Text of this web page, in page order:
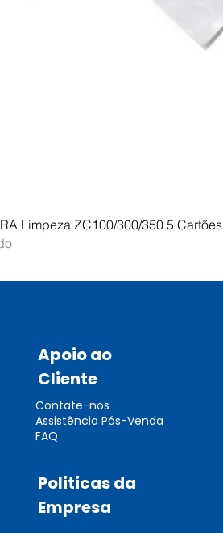
Limpeza ZC100/300/350 5 Cartões
Apoio ao
Cliente
Contate-nos
Assistência Pós-Venda
FAQ
Politicas da
Empresa